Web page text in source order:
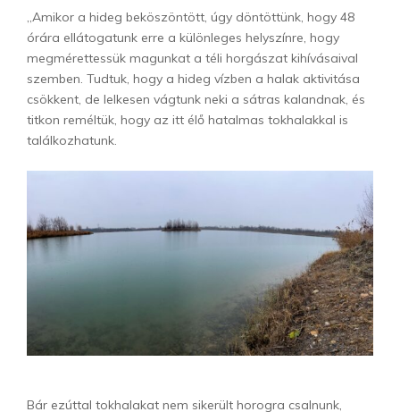
„Amikor a hideg beköszöntött, úgy döntöttünk, hogy 48
órára ellátogatunk erre a különleges helyszínre, hogy
megmérettessük magunkat a téli horgászat kihívásaival
szemben. Tudtuk, hogy a hideg vízben a halak aktivitása
csökkent, de lelkesen vágtunk neki a sátras kalandnak, és
titkon reméltük, hogy az itt élő hatalmas tokhalakkal is
találkozhatunk.
Bár ezúttal tokhalakat nem sikerült horogra csalnunk,